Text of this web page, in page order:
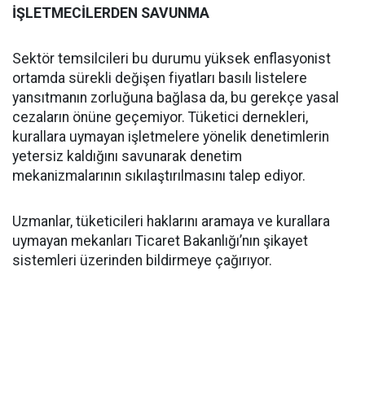
İŞLETMECİLERDEN SAVUNMA
Sektör temsilcileri bu durumu yüksek enflasyonist
ortamda sürekli değişen fiyatları basılı listelere
yansıtmanın zorluğuna bağlasa da, bu gerekçe yasal
cezaların önüne geçemiyor. Tüketici dernekleri,
kurallara uymayan işletmelere yönelik denetimlerin
yetersiz kaldığını savunarak denetim
mekanizmalarının sıkılaştırılmasını talep ediyor.
Uzmanlar, tüketicileri haklarını aramaya ve kurallara
uymayan mekanları Ticaret Bakanlığı’nın şikayet
sistemleri üzerinden bildirmeye çağırıyor.